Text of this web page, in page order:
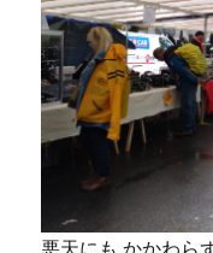
悪天にも かかわら